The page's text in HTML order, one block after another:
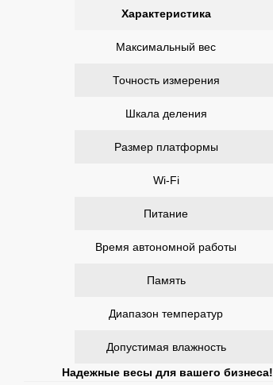
Характеристика
Максимальный вес
Точность измерения
Шкала деления
Размер платформы
Wi-Fi
Питание
Время автономной работы
Память
Диапазон температур
Допустимая влажность
Надежные весы для вашего бизнеса!